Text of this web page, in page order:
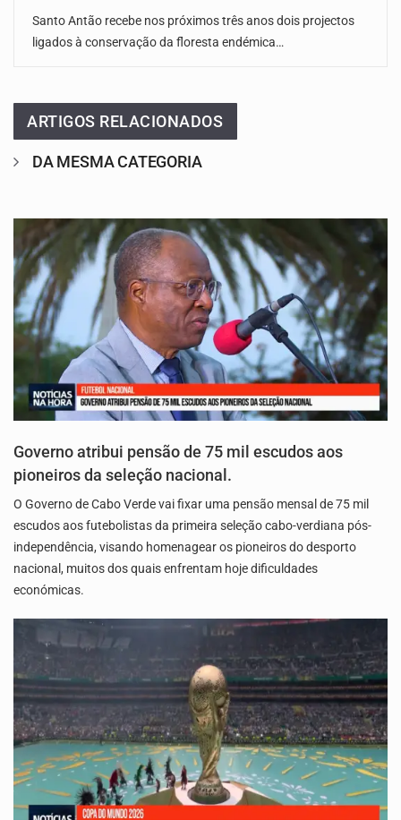
Santo Antão recebe nos próximos três anos dois projectos
ligados à conservação da floresta endémica…
ARTIGOS RELACIONADOS
DA MESMA CATEGORIA
Governo atribui pensão de 75 mil escudos aos
pioneiros da seleção nacional.
O Governo de Cabo Verde vai fixar uma pensão mensal de 75 mil
escudos aos futebolistas da primeira seleção cabo-verdiana pós-
independência, visando homenagear os pioneiros do desporto
nacional, muitos dos quais enfrentam hoje dificuldades
económicas.